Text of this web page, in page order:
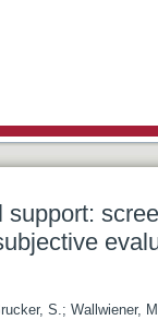
in
S.; Wallwiener,